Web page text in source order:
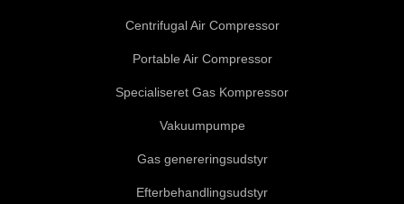
Centrifugal Air Compressor
Portable Air Compressor
Specialiseret Gas Kompressor
Vakuumpumpe
Gas genereringsudstyr
Efterbehandlingsudstyr